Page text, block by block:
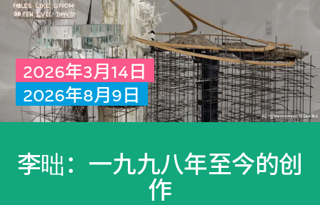
2026年3月14日
2026年8月9日
李昢：一九九八年至今的创
作